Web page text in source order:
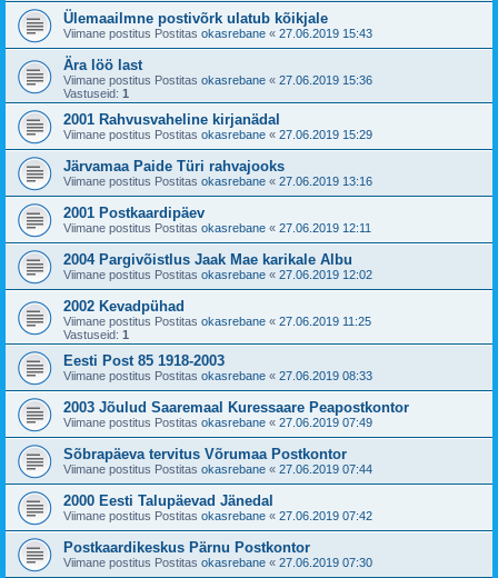
Ülemaailmne postivõrk ulatub kõikjale
Viimane postitus Postitas okasrebane « 27.06.2019 15:43
Ära löö last
Viimane postitus Postitas okasrebane « 27.06.2019 15:36
Vastuseid: 1
2001 Rahvusvaheline kirjanädal
Viimane postitus Postitas okasrebane « 27.06.2019 15:29
Järvamaa Paide Türi rahvajooks
Viimane postitus Postitas okasrebane « 27.06.2019 13:16
2001 Postkaardipäev
Viimane postitus Postitas okasrebane « 27.06.2019 12:11
2004 Pargivõistlus Jaak Mae karikale Albu
Viimane postitus Postitas okasrebane « 27.06.2019 12:02
2002 Kevadpühad
Viimane postitus Postitas okasrebane « 27.06.2019 11:25
Vastuseid: 1
Eesti Post 85 1918-2003
Viimane postitus Postitas okasrebane « 27.06.2019 08:33
2003 Jõulud Saaremaal Kuressaare Peapostkontor
Viimane postitus Postitas okasrebane « 27.06.2019 07:49
Sõbrapäeva tervitus Võrumaa Postkontor
Viimane postitus Postitas okasrebane « 27.06.2019 07:44
2000 Eesti Talupäevad Jänedal
Viimane postitus Postitas okasrebane « 27.06.2019 07:42
Postkaardikeskus Pärnu Postkontor
Viimane postitus Postitas okasrebane « 27.06.2019 07:30